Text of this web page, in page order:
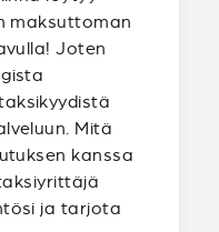
maksuttoman
Joten
Mitä
kanssa
ja tarjota